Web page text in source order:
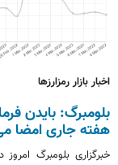
اخبار بازار رمزارزها
بلومبرگ: بایدن
هفته جاری امضا
خبرگزاری بلومبرگ